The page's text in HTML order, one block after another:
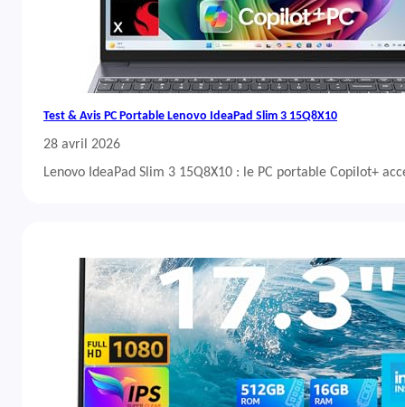
Test & Avis PC Portable Lenovo IdeaPad Slim 3 15Q8X10
28 avril 2026
Lenovo IdeaPad Slim 3 15Q8X10 : le PC portable Copilot+